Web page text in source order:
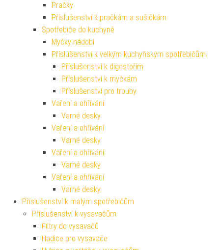
Pračky
Příslušenství k pračkám a sušičkám
Spotřebiče do kuchyně
Myčky nádobí
Příslušenství k velkým kuchyňským spotřebičům
Příslušenství k digestořím
Příslušenství k myčkám
Příslušenství pro trouby
Vaření a ohřívání
Varné desky
Vaření a ohřívání
Varné desky
Vaření a ohřívání
Varné desky
Vaření a ohřívání
Varné desky
Příslušenství k malým spotřebičům
Příslušenství k vysavačům
Filtry do vysavačů
Hadice pro vysavače